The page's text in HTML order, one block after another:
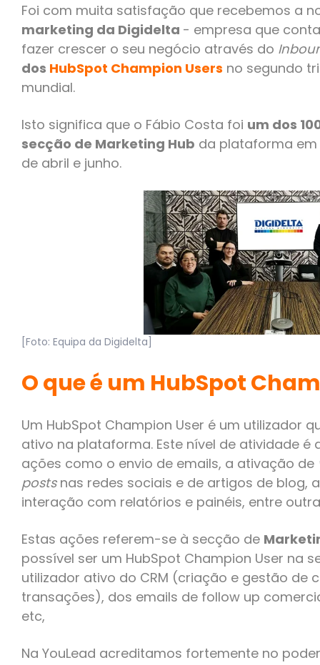
Foi com muita satisfação que recebemos a
marketing da Digidelta - empresa que
fazer crescer o seu negócio através do
dos HubSpot Champion Users no segundo
mundial.
Isto significa que o Fábio Costa foi um dos
secção de Marketing Hub da plataforma
de abril e junho.
[Foto: Equipa da Digidelta]
O que é um HubSpot
Um HubSpot Champion User é um utilizador
ativo na plataforma. Este nível de atividade é
ações como o envio de emails, a ativação de
postsnas redes sociais e de artigos de blog,
interação com relatórios e painéis, entre
Estas ações referem-se à secção de
possível ser um HubSpot Champion User na
utilizador ativo do CRM (criação e gestão de
transações), dos emails de follow up
etc,
Na YouLead acreditamos fortemente no